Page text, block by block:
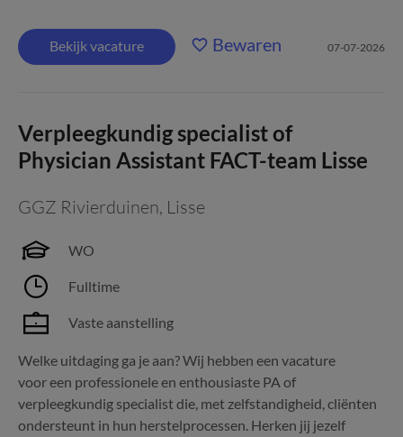
Bekijk vacature Bewaren 07-07-2026
Verpleegkundig specialist of
Physician Assistant FACT-team Lisse
GGZ Rivierduinen, Lisse
WO
Fulltime
Vaste aanstelling
Welke uitdaging ga je aan? Wij hebben een vacature
voor een professionele en enthousiaste PA of
verpleegkundig specialist die, met zelfstandigheid, cliënten
ondersteunt in hun herstelprocessen. Herken jij jezelf